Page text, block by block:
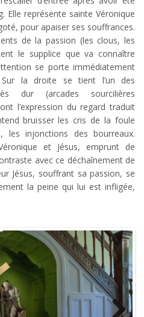
Elle représente sainte Véronique
pour apaiser ses souffrances.
de la passion (les clous, les
le supplice que va connaître
se porte immédiatement
Sur la droite se tient l’un des
dur (arcades sourcilières
l’expression du regard traduit
bruisser les cris de la foule
les injonctions des bourreaux.
et Jésus, emprunt de
avec ce déchaînement de
Jésus, souffrant sa passion, se
la peine qui lui est infligée,